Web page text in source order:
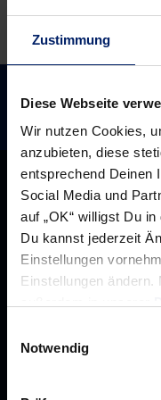
Zustimmung
Diese Webseite
Wir nutzen Cookies,
anzubieten, diese
entsprechend Deinen
Social Media und
auf „OK“ willigst Du
Du kannst jederzeit
Einstellungen
Einstellungen ändern.
Notwendig